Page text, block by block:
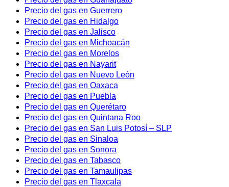
Precio del gas en Guerrero
Precio del gas en Hidalgo
Precio del gas en Jalisco
Precio del gas en Michoacán
Precio del gas en Morelos
Precio del gas en Nayarit
Precio del gas en Nuevo León
Precio del gas en Oaxaca
Precio del gas en Puebla
Precio del gas en Querétaro
Precio del gas en Quintana Roo
Precio del gas en San Luis Potosí – SLP
Precio del gas en Sinaloa
Precio del gas en Sonora
Precio del gas en Tabasco
Precio del gas en Tamaulipas
Precio del gas en Tlaxcala